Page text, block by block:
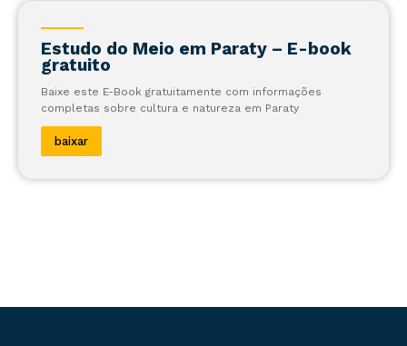
Estudo do Meio em Paraty – E-book
gratuito
Baixe este E-Book gratuitamente com informações
completas sobre cultura e natureza em Paraty
baixar